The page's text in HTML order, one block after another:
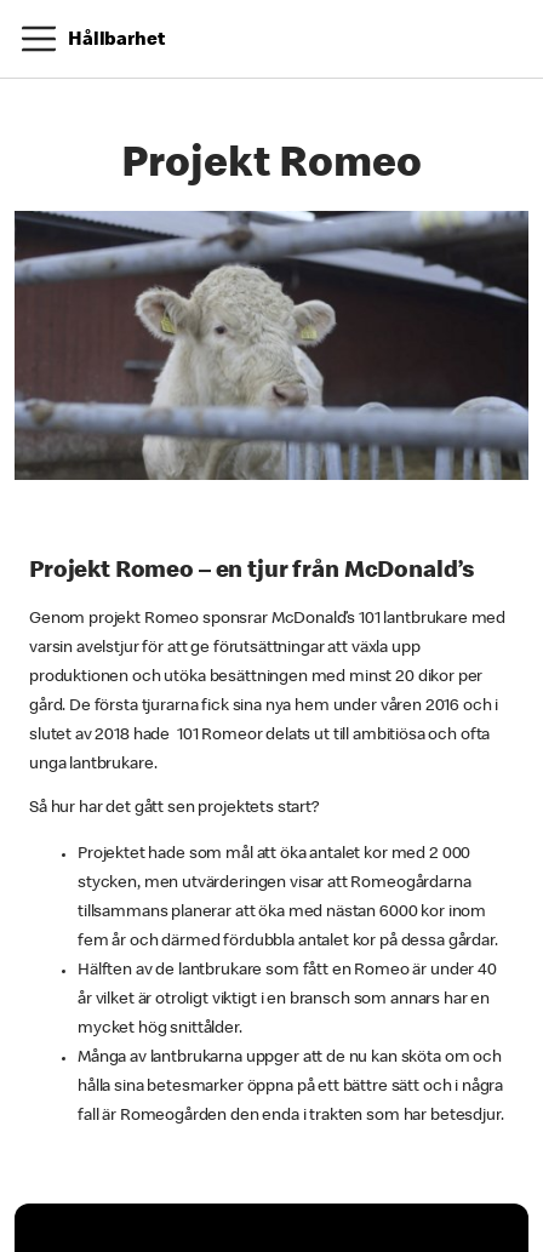
Hållbarhet
Projekt Romeo
Projekt Romeo – en tjur från McDonald’s
Genom projekt Romeo sponsrar McDonald’s 101 lantbrukare med
varsin avelstjur för att ge förutsättningar att växla upp
produktionen och utöka besättningen med minst 20 dikor per
gård. De första tjurarna fick sina nya hem under våren 2016 och i
slutet av 2018 hade 101 Romeor delats ut till ambitiösa och ofta
unga lantbrukare.
Så hur har det gått sen projektets start?
Projektet hade som mål att öka antalet kor med 2 000
stycken, men utvärderingen visar att Romeogårdarna
tillsammans planerar att öka med nästan 6000 kor inom
fem år och därmed fördubbla antalet kor på dessa gårdar.
Hälften av de lantbrukare som fått en Romeo är under 40
år vilket är otroligt viktigt i en bransch som annars har en
mycket hög snittålder.
Många av lantbrukarna uppger att de nu kan sköta om och
hålla sina betesmarker öppna på ett bättre sätt och i några
fall är Romeogården den enda i trakten som har betesdjur.